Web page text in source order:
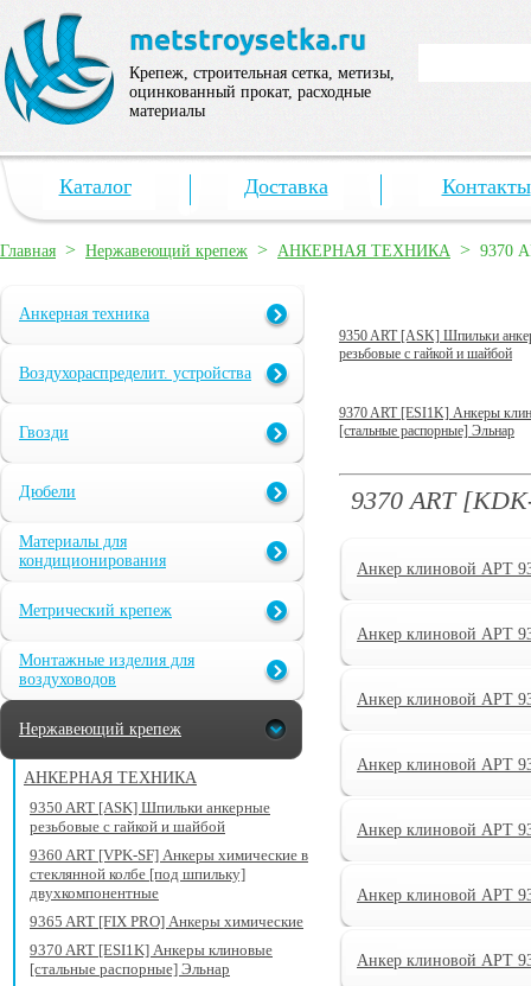
Крепеж, строительная сетка, метизы,
оцинкованный прокат, расходные
материалы
Каталог Доставка Контакты
Главная > Нержавеющий крепеж > АНКЕРНАЯ ТЕХНИКА > 9370
Анкерная техника
Воздухораспределит. устройства
Гвозди
Дюбели
Материалы для
кондиционирования
Метрический крепеж
Монтажные изделия для
воздуховодов
Нержавеющий крепеж
АНКЕРНАЯ ТЕХНИКА
9350 ART [ASK] Шпильки анкерные
резьбовые с гайкой и шайбой
9360 ART [VPK-SF] Анкеры химические в
стеклянной колбе [под шпильку]
двухкомпонентные
9365 ART [FIX PRO] Анкеры химические
9370 ART [ESI1K] Анкеры клиновые
[стальные распорные] Эльнар
9350 ART [ASK] Шпильки
резьбовые с гайкой и шайбой
9370 ART [ESI1K] Анкеры
[стальные распорные] Эльнар
9370 ART
Анкер клиновой АРТ
Анкер клиновой АРТ
Анкер клиновой АРТ
Анкер клиновой АРТ
Анкер клиновой АРТ
Анкер клиновой АРТ
Анкер клиновой АРТ